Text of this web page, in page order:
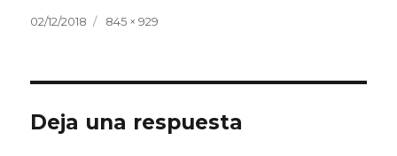
Publicado
02/12/2018
Tamaño
845 × 929
Deja una respuesta